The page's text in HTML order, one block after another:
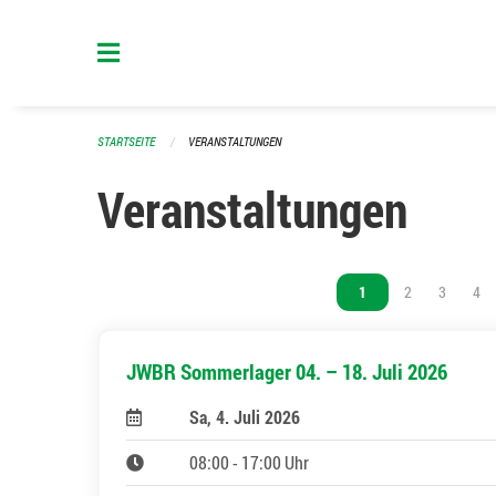
STARTSEITE VERANSTALTUNGEN
Veranstaltungen
Vous êtes sur la page
1 Vous êtes sur la
2 Vous
3 4
JWBR Sommerlager 04. – 18. Juli 2026
Sa, 4. Juli 2026
08:00 - 17:00 Uhr